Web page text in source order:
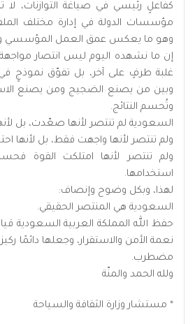
كفاعلٍ رئيسي في صياغة التوازنات، لا
مؤسسات الدولة في إدارة مختلف
وهو ما يعكس عمق العمل المؤسسي
إن ما نشهده اليوم ليس انتصار
غلبة طرفٍ على آخر، بل تفوّق نموذجٍ في
وبين من يصنع الضجيج ومن يصنع
وتُحسم النتائج.
السعودية لم تنتصر لأنها صعّدت، بل
ولم تنتصر لأنها واجهت فقط، بل لأنها
ولم تنتصر لأنها امتلكت القوة
استخدامها.
لهذا، وبكل وضوح وإنصاف:
السعودية هي المنتصر الحقيقي.
حفظ الله المملكة العربية السعودية
نعمة الأمن والاستقرار، وجعلها دائمًا
مضطرب.
ولله الحمد والمنّة
* مستشار وزارة الثقافة والسياحة